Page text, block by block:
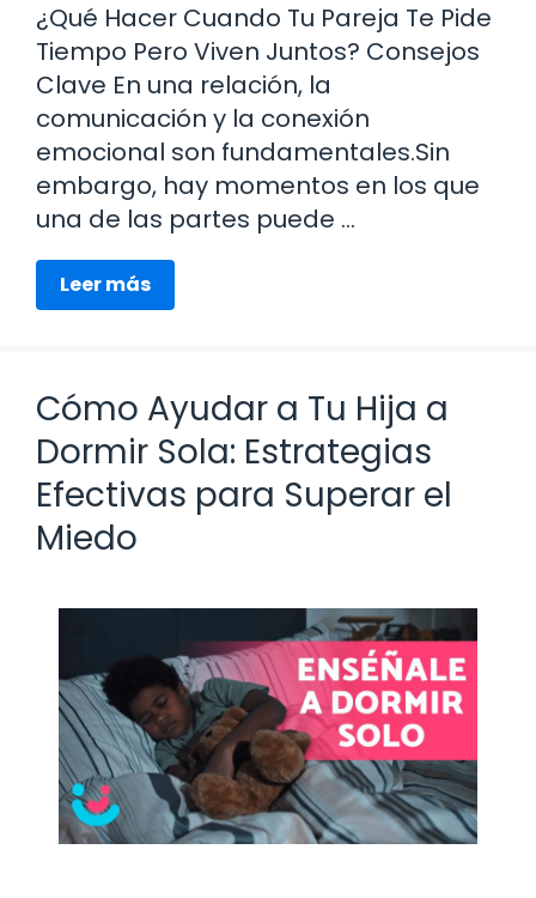
¿Qué Hacer Cuando Tu Pareja Te Pide
Tiempo Pero Viven Juntos? Consejos
Clave En una relación, la
comunicación y la conexión
emocional son fundamentales.Sin
embargo, hay momentos en los que
una de las partes puede …
Leer más
Cómo Ayudar a Tu Hija a
Dormir Sola: Estrategias
Efectivas para Superar el
Miedo